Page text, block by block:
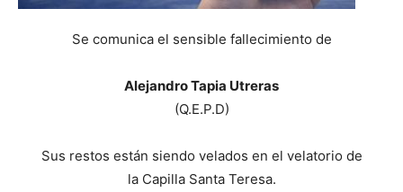
Se comunica el sensible fallecimiento de
Alejandro Tapia Utreras
(Q.E.P.D)
Sus restos están siendo velados en el velatorio de
la Capilla Santa Teresa.